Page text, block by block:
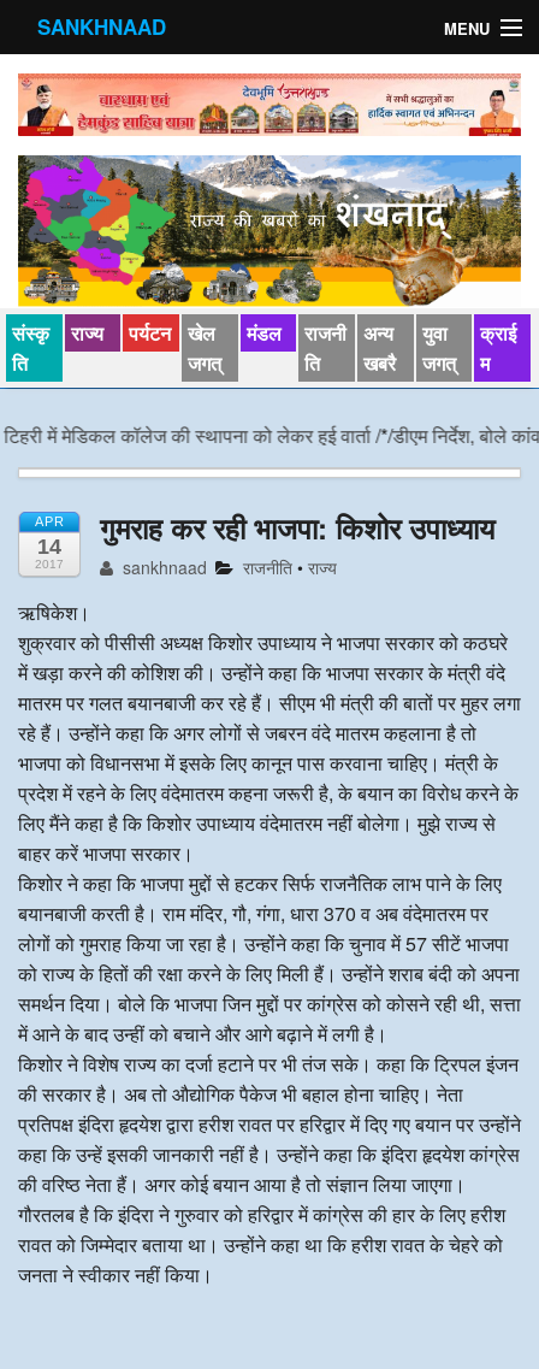
SANKHNAAD MENU
मुख्य पृष्ठ
राज्य
मंडल
संस्कृति
खेल जगत्
पर्यटन
स्वास्‍थ्य
देश विदेश
अन्य खबरै
संस्कृ
ति
राज्य पर्यटन खेल
जगत्
मंडल
राजनी
ति
अन्य
खबरै
युवा
जगत्
क्राई
म
मेडिकल कॉलेज की स्थापना को लेकर हुई वार्ता/*/डीएम निर्देश, बोले कांवड़
APR
14
2017
गुमराह कर रही भाजपा: किशोर उपाध्याय
sankhnaad राजनीति •राज्य
ऋषिकेश।
शुक्रवार को पीसीसी अध्यक्ष किशोर उपाध्याय ने भाजपा सरकार को कठघरे
में खड़ा करने की कोशिश की। उन्होंने कहा कि भाजपा सरकार के मंत्री वंदे
मातरम पर गलत बयानबाजी कर रहे हैं। सीएम भी मंत्री की बातों पर मुहर लगा
रहे हैं। उन्होंने कहा कि अगर लोगों से जबरन वंदे मातरम कहलाना है तो
भाजपा को विधानसभा में इसके लिए कानून पास करवाना चाहिए। मंत्री के
प्रदेश में रहने के लिए वंदेमातरम कहना जरूरी है, के बयान का विरोध करने के
लिए मैंने कहा है कि किशोर उपाध्याय वंदेमातरम नहीं बोलेगा। मुझे राज्य से
बाहर करें भाजपा सरकार।
किशोर ने कहा कि भाजपा मुद्दों से हटकर सिर्फ राजनैतिक लाभ पाने के लिए
बयानबाजी करती है। राम मंदिर, गौ, गंगा, धारा 370 व अब वंदेमातरम पर
लोगों को गुमराह किया जा रहा है। उन्होंने कहा कि चुनाव में 57 सीटें भाजपा
को राज्य के हितों की रक्षा करने के लिए मिली हैं। उन्होंने शराब बंदी को अपना
समर्थन दिया। बोले कि भाजपा जिन मुद्दों पर कांग्रेस को कोसने रही थी, सत्ता
में आने के बाद उन्हीं को बचाने और आगे बढ़ाने में लगी है।
किशोर ने विशेष राज्य का दर्जा हटाने पर भी तंज सके। कहा कि ट्रिपल इंजन
की सरकार है। अब तो औद्योगिक पैकेज भी बहाल होना चाहिए। नेता
प्रतिपक्ष इंदिरा हृदयेश द्वारा हरीश रावत पर हरिद्वार में दिए गए बयान पर उन्होंने
कहा कि उन्हें इसकी जानकारी नहीं है। उन्होंने कहा कि इंदिरा हृदयेश कांग्रेस
की वरिष्ठ नेता हैं। अगर कोई बयान आया है तो संज्ञान लिया जाएगा।
गौरतलब है कि इंदिरा ने गुरुवार को हरिद्वार में कांग्रेस की हार के लिए हरीश
रावत को जिम्मेदार बताया था। उन्होंने कहा था कि हरीश रावत के चेहरे को
जनता ने स्वीकार नहीं किया।